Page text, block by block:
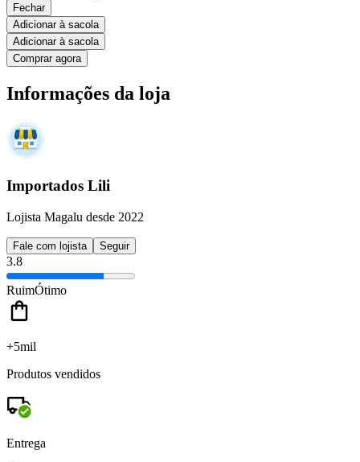
Fechar
Adicionar à sacola
Adicionar à sacola
Comprar agora
Informações da loja
Importados Lili
Lojista Magalu desde 2022
Fale com lojista Seguir
3.8
RuimÓtimo
+5mil
Produtos vendidos
Entrega